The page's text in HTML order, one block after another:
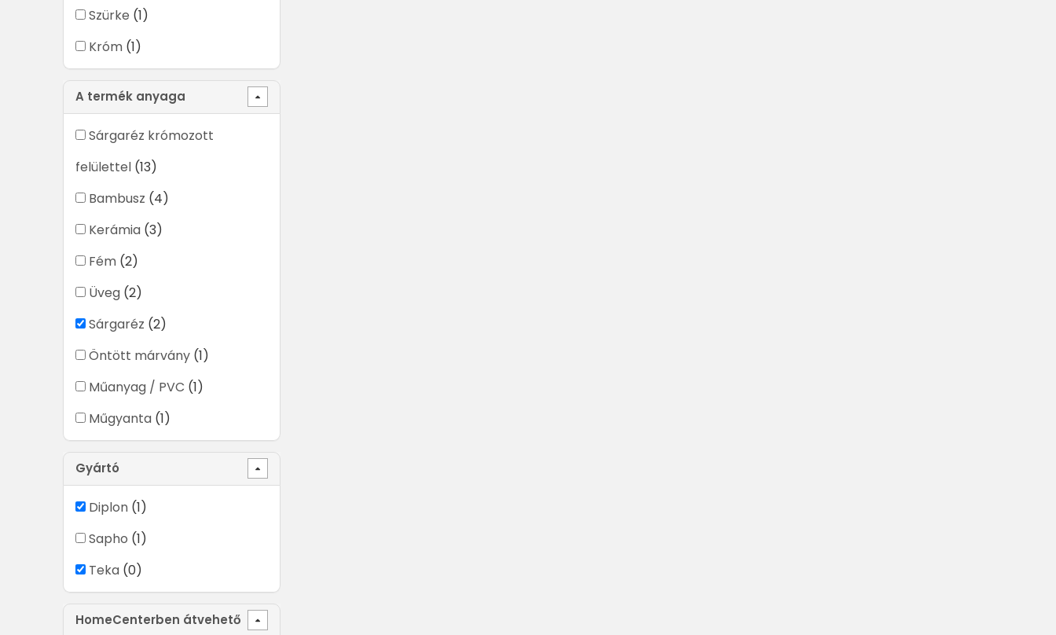
Szürke (1)
Króm (1)
A termék anyaga
Sárgaréz krómozott
felülettel (13)
Bambusz (4)
Kerámia (3)
Fém (2)
Üveg (2)
Sárgaréz (2)
Öntött márvány (1)
Műanyag / PVC (1)
Műgyanta (1)
Gyártó
Diplon (1)
Sapho (1)
Teka (0)
HomeCenterben átvehető